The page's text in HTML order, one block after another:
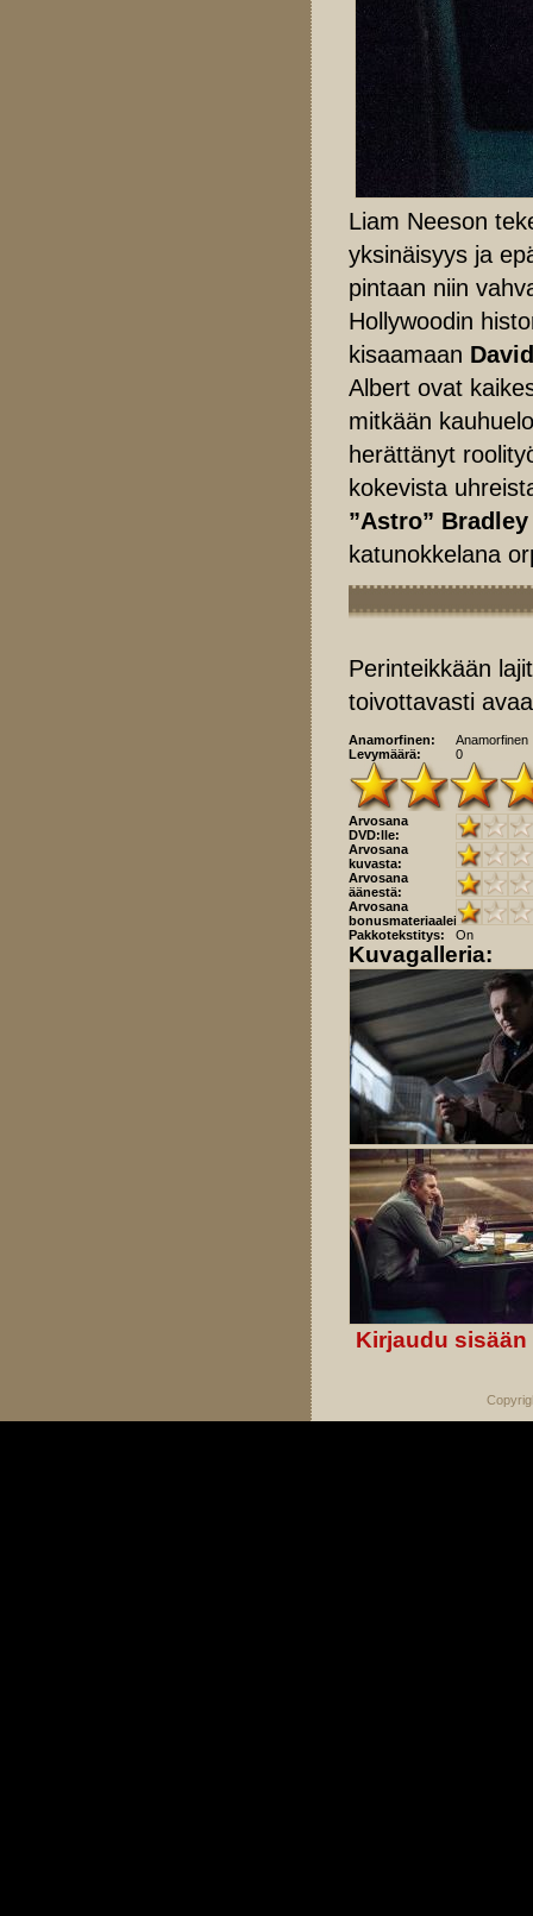
Liam Neeson
yksinäisyys ja
pintaan niin
Hollywoodin
kisaamaan
Albert ovat
mitkään
herättänyt
kokevista
”Astro”
katunokkelana
Perinteikkään
toivottavasti
Anamorfinen:
Anamorfinen
Levymäärä:
0
Arvosana
DVD:lle:
Arvosana
kuvasta:
Arvosana
äänestä:
Arvosana
bonusmateriaaleista:
Pakkotekstitys:
On
Kuvagalleria:
Kirjaudu sisään